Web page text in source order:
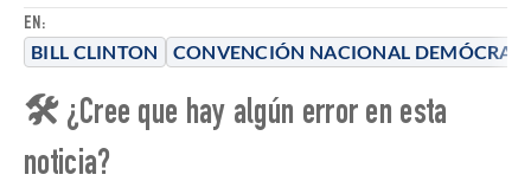
EN:
BILL CLINTON CONVENCIÓN NACIONAL
🛠 ¿Cree que hay algún error en esta
noticia?